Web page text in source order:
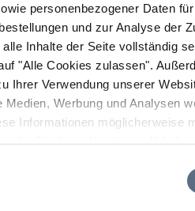
personenbezogener Daten
und zur Analyse der
alle Inhalte der Seite vollständig
"Alle Cookies zulassen".
Ihrer Verwendung unserer
Werbung und Analysen
Informationen möglicherweise